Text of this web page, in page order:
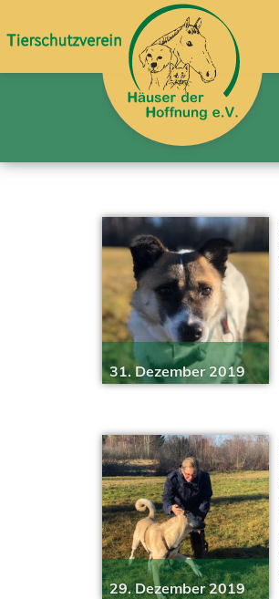
31. Dezember 2019
29. Dezember 2019